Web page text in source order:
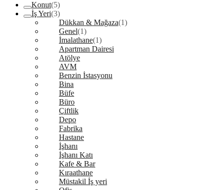
Konut(5)
İş Yeri(3)
Dükkan & Mağaza(1)
Genel(1)
İmalathane(1)
Apartman Dairesi
Atölye
AVM
Benzin İstasyonu
Bina
Büfe
Büro
Çiftlik
Depo
Fabrika
Hastane
İşhanı
İşhanı Katı
Kafe & Bar
Kıraathane
Müstakil İş yeri